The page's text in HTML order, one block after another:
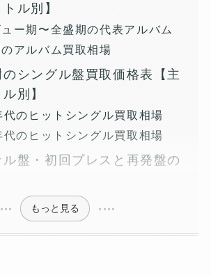
ル別】
ー期〜全盛期の代表アルバム
アルバム買取相場
シングル盤買取価格表【主
別】
代のヒットシングル買取相場
代のヒットシングル買取相場
ル盤・初回プレスと再発盤の
もっと見る